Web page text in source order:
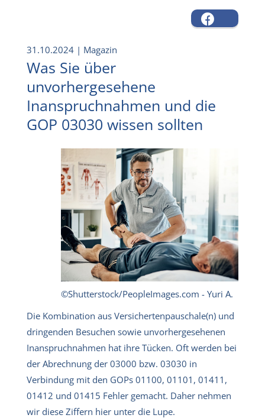
31.10.2024 | Magazin
Was Sie über
unvorhergesehene
Inanspruchnahmen und die
GOP 03030 wissen sollten
©Shutterstock/PeopleImages.com - Yuri A.
Die Kombination aus Versichertenpauschale(n) und
dringenden Besuchen sowie unvorhergesehenen
Inanspruchnahmen hat ihre Tücken. Oft werden bei
der Abrechnung der 03000 bzw. 03030 in
Verbindung mit den GOPs 01100, 01101, 01411,
01412 und 01415 Fehler gemacht. Daher nehmen
wir diese Ziffern hier unter die Lupe.